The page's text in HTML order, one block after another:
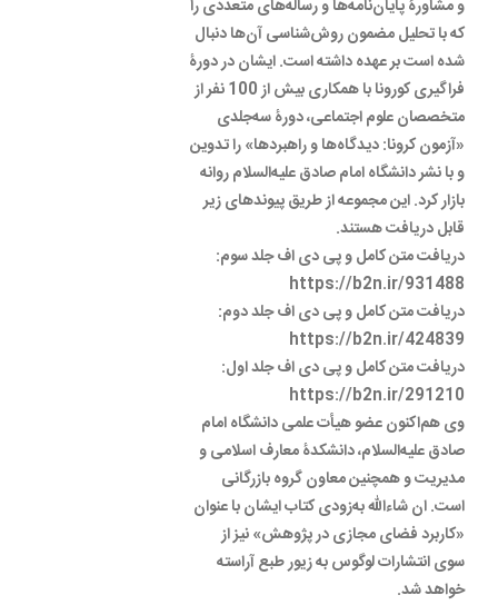
و مشاورۀ پایان‌نامه‌ها و رساله‌های متعددی را
که با تحلیل مضمون روش‌شناسی آن‌ها دنبال
شده است بر عهده داشته ا‌ست. ایشان در دورۀ
فراگیری کورونا با همکاری بیش از 100 نفر از
متخصصان علوم اجتماعی، دورۀ سه‌جلدی
«آزمون کرونا: دیدگاه‌ها و راهبردها» را تدوین
و با نشر دانشگاه امام صادق علیه‌السلام روانه
بازار کرد. این مجموعه از طریق پیوندهای زیر
قابل دریافت هستند.
دریافت متن کامل و پی دی اف جلد سوم:
https://b2n.ir/931488
دریافت متن کامل و پی دی اف جلد دوم:
https://b2n.ir/424839
دریافت متن کامل و پی دی اف جلد اول:
https://b2n.ir/291210
وی هم‌اکنون عضو هیأت علمی دانشگاه امام
صادق علیه‌السلام، دانشکدۀ معارف اسلامی و
مدیریت و همچنین معاون گروه بازرگانی
است. ان شاءالله به‌زودی کتاب ایشان با عنوان
«کاربرد فضای مجازی در پژوهش» نیز از
سوی انتشارات لوگوس به زیور طبع آراسته
خواهد شد.